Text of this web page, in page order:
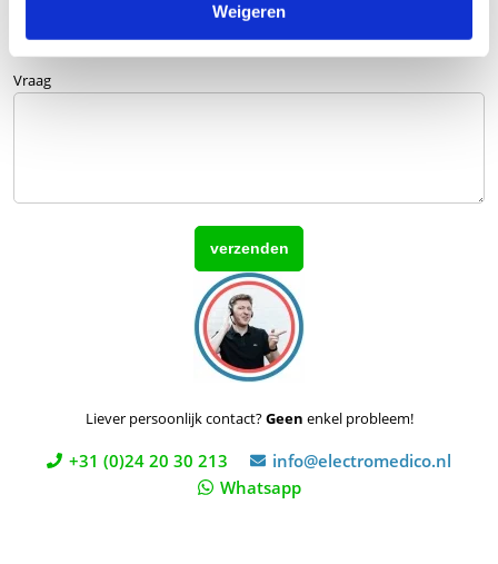
Weigeren
Vraag
Liever persoonlijk contact?Geen enkel probleem!
+31 (0)24 20 30 213
info@electromedico.nl
Whatsapp